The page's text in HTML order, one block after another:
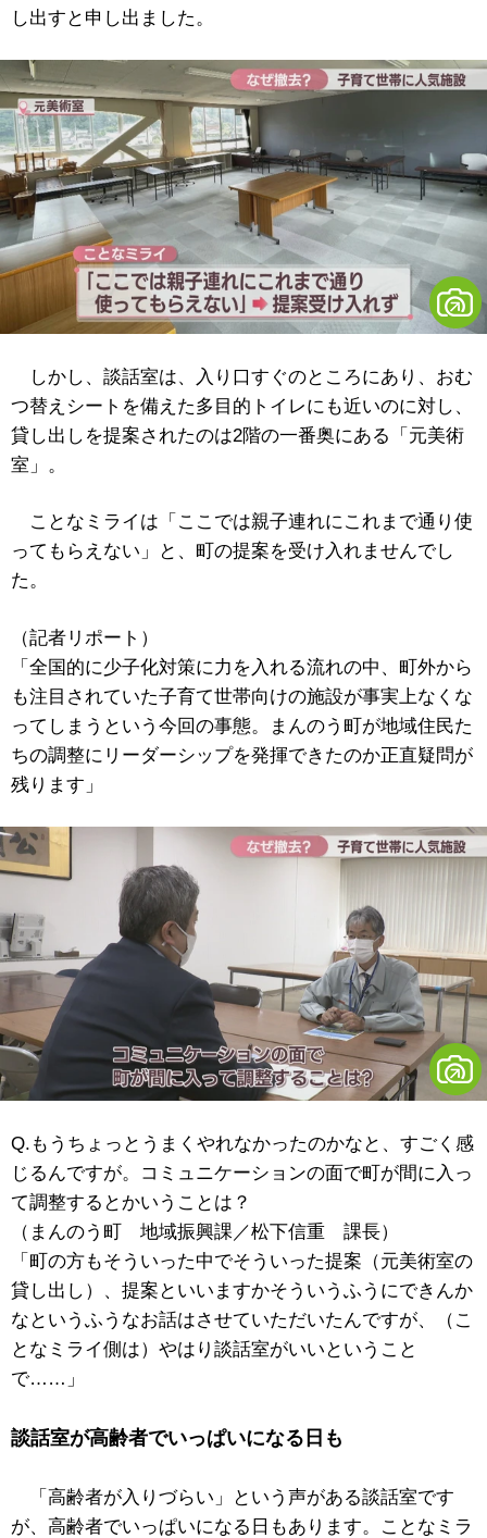
し出すと申し出ました。
しかし、談話室は、入り口すぐのところにあり、おむ
つ替えシートを備えた多目的トイレにも近いのに対し、
貸し出しを提案されたのは2階の一番奥にある「元美術
室」。
ことなミライは「ここでは親子連れにこれまで通り使
ってもらえない」と、町の提案を受け入れませんでし
た。
（記者リポート）
「全国的に少子化対策に力を入れる流れの中、町外から
も注目されていた子育て世帯向けの施設が事実上なくな
ってしまうという今回の事態。まんのう町が地域住民た
ちの調整にリーダーシップを発揮できたのか正直疑問が
残ります」
Q.もうちょっとうまくやれなかったのかなと、すごく感
じるんですが。コミュニケーションの面で町が間に入っ
て調整するとかいうことは？
（まんのう町 地域振興課／松下信重 課長）
「町の方もそういった中でそういった提案（元美術室の
貸し出し）、提案といいますかそういうふうにできんか
なというふうなお話はさせていただいたんですが、（こ
となミライ側は）やはり談話室がいいということ
で……」
談話室が高齢者でいっぱいになる日も
「高齢者が入りづらい」という声がある談話室です
が、高齢者でいっぱいになる日もあります。ことなミラ